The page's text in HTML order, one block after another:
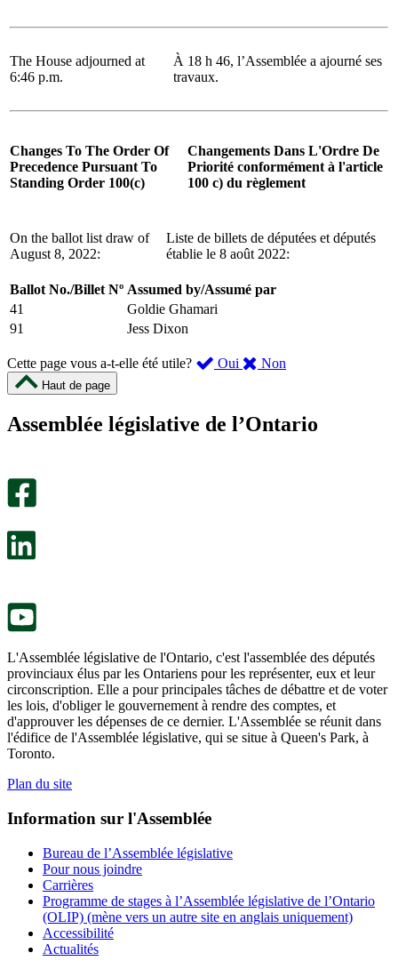
The House adjourned at
6:46 p.m.
À 18 h 46, l’Assemblée a ajourné ses
travaux.
Changes To The Order Of
Precedence Pursuant To
Standing Order 100(c)
Changements Dans L'Ordre De
Priorité conformément à l'article
100 c) du règlement
On the ballot list draw of
August 8, 2022:
Liste de billets de députées et députés
établie le 8 août 2022:
Ballot No./Billet Nº Assumed by/Assumé par
41
Goldie Ghamari
91
Jess Dixon
Cette page vous a-t-elle été utile? Oui ,
été
Non
m’a
Haut de page
Assemblée législative de l’Ontario
L'Assemblée législative de l'Ontario, c'est l'assemblée des députés
provinciaux élus par les Ontariens pour les représenter, eux et leur
circonscription. Elle a pour principales tâches de débattre et de voter
les lois, d'obliger le gouvernement à rendre des comptes, et
d'approuver les dépenses de ce dernier. L'Assemblée se réunit dans
l'édifice de l'Assemblée législative, qui se situe à Queen's Park, à
Toronto.
Plan du site
Information sur l'Assemblée
Bureau de l’Assemblée législative
Pour nous joindre
Carrières
Programme de stages à l’Assemblée législative de l’Ontario
(OLIP) (mène vers un autre site en anglais uniquement)
Accessibilité
Actualités